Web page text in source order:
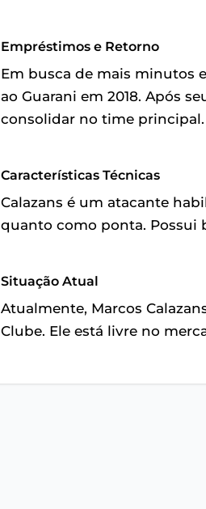
Empréstimos e Retorno
Em busca de mais minutos
ao Guarani em 2018. Após
consolidar no time principal.
Características Técnicas
Calazans é um atacante
quanto como ponta. Possui
Situação Atual
Atualmente, Marcos
Clube. Ele está livre no